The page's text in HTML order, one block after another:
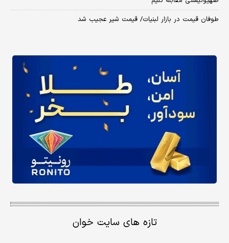
طوفان قیمت در بازار لبنیات/ قیمت شیر عجیب شد
تازه های سایت خوان